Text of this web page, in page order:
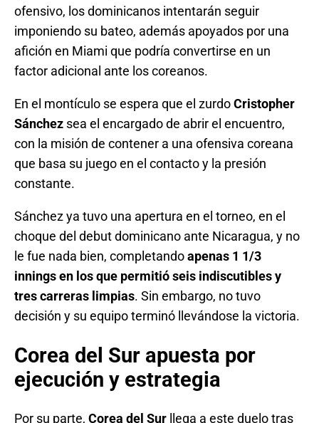
ofensivo, los dominicanos intentarán seguir
imponiendo su bateo, además apoyados por una
afición en Miami que podría convertirse en un
factor adicional ante los coreanos.
En el montículo se espera que el zurdoCristopher
Sánchez sea el encargado de abrir el encuentro,
con la misión de contener a una ofensiva coreana
que basa su juego en el contacto y la presión
constante.
Sánchez ya tuvo una apertura en el torneo, en el
choque del debut dominicano ante Nicaragua, y no
le fue nada bien, completandoapenas 1 1/3
innings en los que permitió seis indiscutibles y
tres carreras limpias. Sin embargo, no tuvo
decisión y su equipo terminó llevándose la victoria.
Corea del Sur apuesta por
ejecución y estrategia
Por su parte, Corea del Sur llega a este duelo tras